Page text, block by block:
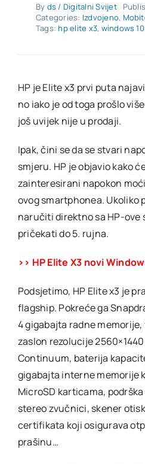
By ds / Digitalni Svijet
Categories: Izdvojeno,
Tags:hp elite x3, windows
HP je Elite x3 prvi puta
no iako je od toga prošlo
još uvijek nije u prodaji.
Ipak, čini se da se stvari
smjeru. HP je objavio kako
zainteresirani napokon
ovog smartphonea. Ukoliko
naručiti direktno sa HP-
pričekati do 5. rujna.
>> HP Elite X3 novi
Podsjetimo, HP Elite x3 je
flagship. Pokreće ga
4 gigabajta radne
zaslon rezolucije
Continuum, baterija
gigabajta interne memorije
MicroSD karticama,
stereo zvučnici, skener
certifikata koji osigurava
prašinu…